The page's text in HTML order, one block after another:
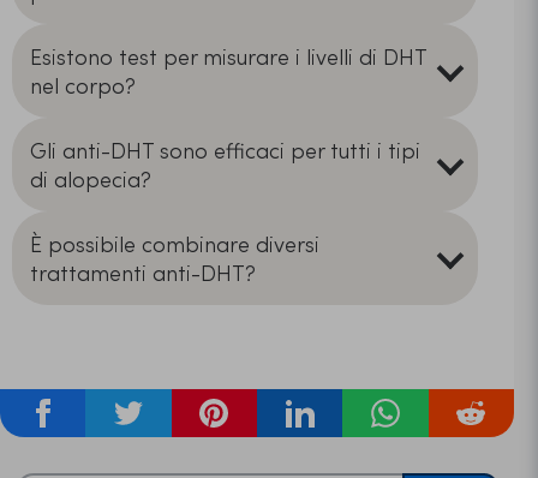
Esistono test per misurare i livelli di DHT
nel corpo?
Gli anti-DHT sono efficaci per tutti i tipi
di alopecia?
È possibile combinare diversi
trattamenti anti-DHT?